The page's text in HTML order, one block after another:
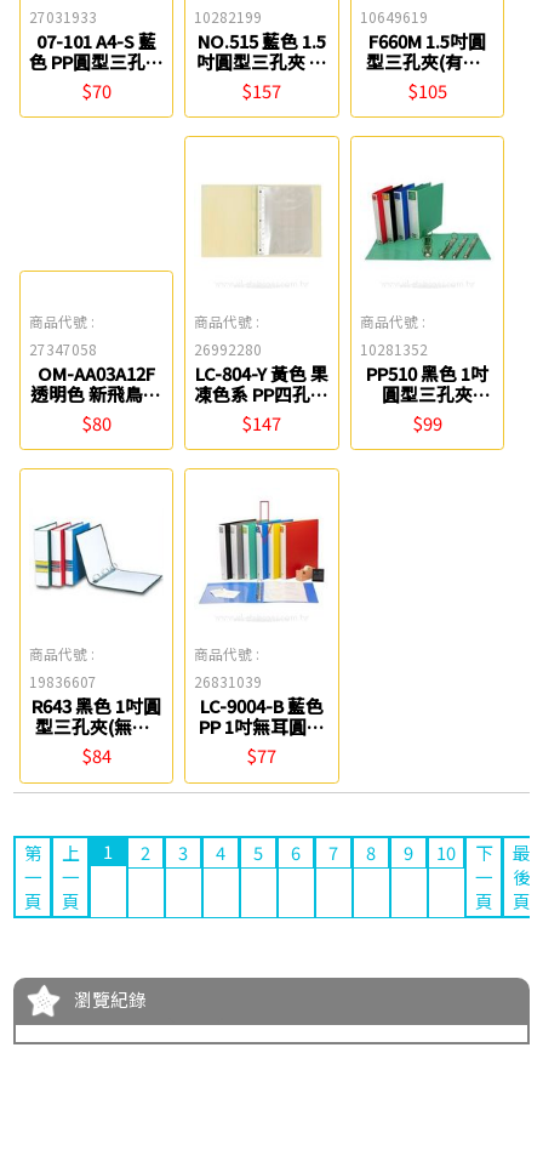
27031933
07-101 A4-S 藍
色 PP圓型三孔檔
案夾-素面 新德
牌
$70
10282199
NO.515 藍色 1.5
吋圓型三孔夾 自
強
$157
10649619
F660M 1.5吋圓
型三孔夾(有耳)
同春
$105
商品代號 :
27347058
OM-AA03A12F
透明色 新飛鳥附
封面小3孔夾 檔
案家
$80
商品代號 :
26992280
LC-804-Y 黃色 果
凍色系 PP四孔活
頁式資料夾(附20
張內頁) 連勤牌
$147
商品代號 :
10281352
PP510 黑色 1吋
圓型三孔夾
Strong
$99
商品代號 :
19836607
R643 黑色 1吋圓
型三孔夾(無耳)
立強
$84
商品代號 :
26831039
LC-9004-B 藍色
PP 1吋無耳圓型
四孔夾(加厚板)
連勤
$77
第
一
頁
上
一
頁
1 2 3 4 5 6 7 8 9 10
下
一
頁
最
後
頁
瀏覽紀錄